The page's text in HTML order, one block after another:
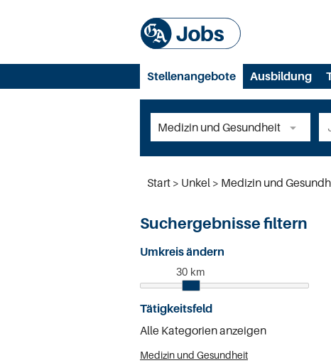
Stellenangebote Ausbildung
Start Unkel Medizin und
Suchergebnisse filtern
Umkreis ändern
30 km
Tätigkeitsfeld
Alle Kategorien anzeigen
Medizin und Gesundheit